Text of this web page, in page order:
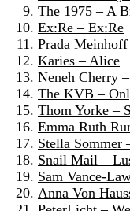
The 1975 – A
Ex:Re – Ex:Re
Prada
Karies – Alice
Neneh Cherry
The KVB –
Thom Yorke –
Emma Ruth
Stella Sommer
Snail Mail –
Sam Vance-
Anna Von